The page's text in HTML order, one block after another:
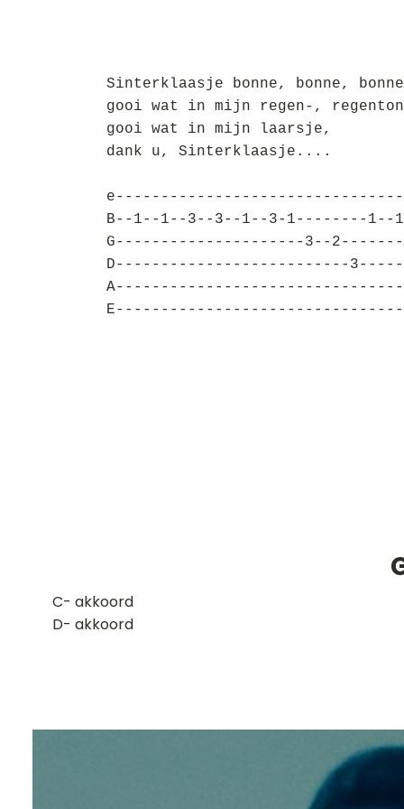
Sinterklaasje bonne, bonne, bonne
gooi wat in mijn regen-,
gooi wat in mijn laarsje,
dank u, Sinterklaasje....
B--1--1--3--3--1--3-1--------
G---------------------3--
D--------------------------
​C- akkoord
D- akkoord